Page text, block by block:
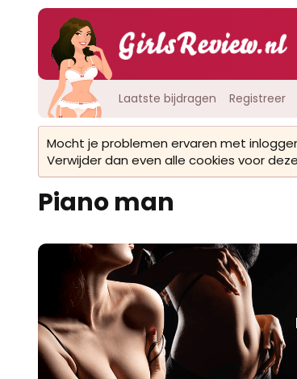
Laatste bijdragen Registreer
Mocht je problemen ervaren met
Verwijder dan even alle cookies voor
Piano man